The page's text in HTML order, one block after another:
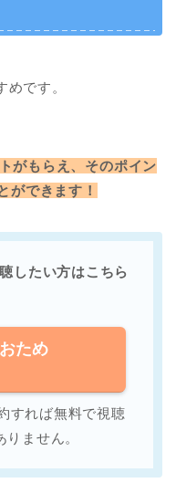
めです。
がもらえ、そのポイン
ができます！
したい方はこちら
ため
すれば無料で視聴
ません。